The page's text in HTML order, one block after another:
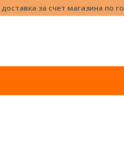
за счет магазина по